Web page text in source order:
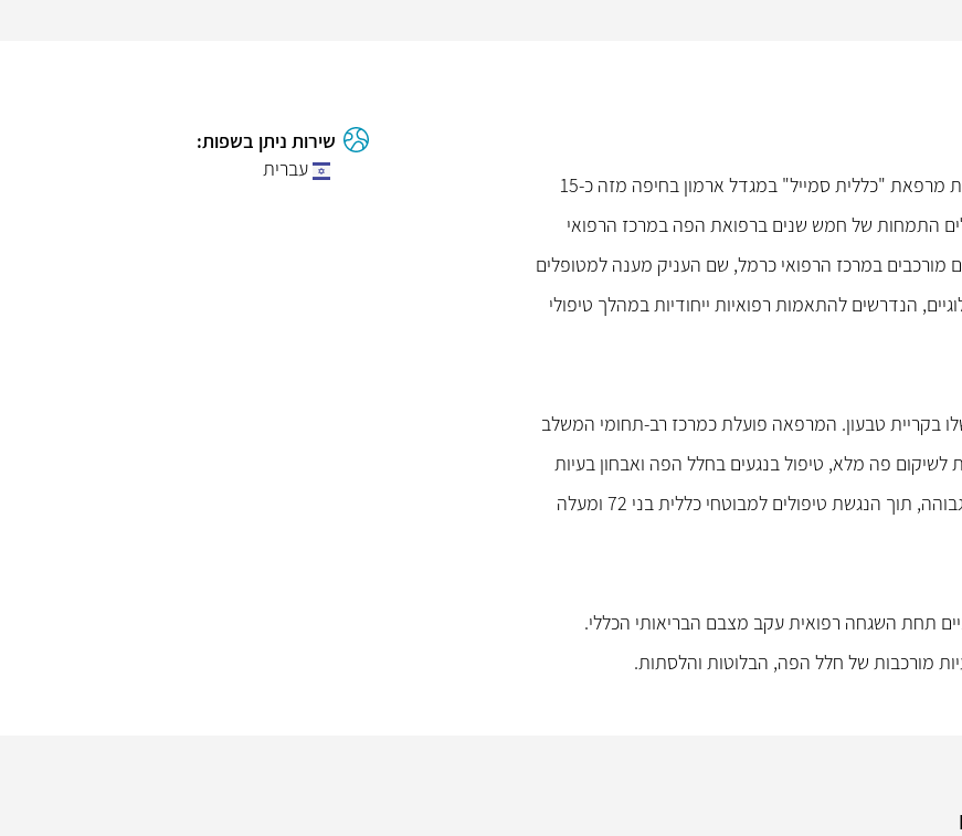
ד"ר סמיר ברהום הוא רופא שיניים מומחה ברפואת הפה, המנהל את מרפאת "כללית סמייל" במגדל ארמון בחיפה מזה כ-15
התמחות של חמש שנים ברפואת הפה במרכז הרפואי
מורכבים במרכז הרפואי כרמל, שם העניק מענה למטופלים
הנדרשים להתאמות רפואיות ייחודיות במהלך טיפולי
בקריית טבעון. המרפאה פועלת כמרכז רב-תחומי המשלב
לשיקום פה מלא, טיפול בנגעים בחלל הפה ואבחון בעיות
במפרקי הלסת. המרפאה שמה דגש על שירות אישי וזמינות תורים גבוהה, תוך הנגשת טיפולים למבוטחי כללית בני 72 ומעלה
תחת השגחה רפואית עקב מצבם הבריאותי הכללי.
מורכבות של חלל הפה, הבלוטות והלסתות.
שירות ניתן בשפות:
עברית